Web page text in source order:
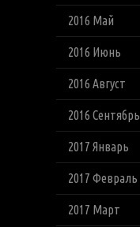
2016 Май
2016 Июнь
2016 Август
2016 Сентябрь
2017 Январь
2017 Февраль
2017 Март